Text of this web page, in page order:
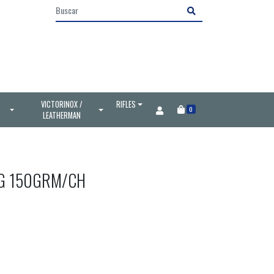
VICTORINOX /
LEATHERMAN
RIFLES 0
150GRM/CH